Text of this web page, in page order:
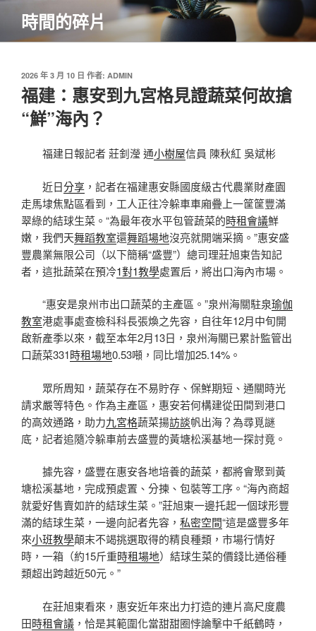
主
時間的碎片
發
佈
於
2026 年 3 月 10 日 作者: ADMIN
福建：惠安到九宮格見證蔬菜何故搶
“鮮”海內？
福建日報記者 莊釗瀅 通小樹屋信員 陳秋紅 吳斌彬
近日分享 ，記者在福建惠安縣國度級古代農業財產園
走馬埭焦點區看到，工人正往冷躲車車廂疊上一筐筐豐滿
翠綠的結球生菜。“為最年夜水平包管蔬菜的時租會議鮮
嫩，我們天舞蹈教室還舞蹈場地沒亮就開端采摘。”惠安盛
豐農業無限公司（以下簡稱“盛豐”）總司理莊旭東告知記
者，這批蔬菜在預冷1對1教學處置后，將出口海內市場。
“惠安是泉州市出口蔬菜的主產區。”泉州海關駐泉瑜伽
教室港處事處查檢科科長張煥之先容，自往年12月中旬開
啟新產季以來，截至本年2月13日，泉州海關已累計監管出
口蔬菜331時租場地0.53噸，同比增加25.14%。
眾所周知，蔬菜存在不易貯存、保鮮期短、通關時光
請求嚴等特色。作為主產區，惠安若何構建從田間到港口
的高效通路，助力九宮格蔬菜揚訪談帆出海？為尋覓謎
底，記者追隨冷躲車前去盛豐的黃塘松溪基地一探討竟。
據先容，盛豐在惠安各地培養的蔬菜，都將會聚到黃
塘松溪基地，完成預處置、分揀、包裝等工序。“海內商超
就愛好售賣如許的結球生菜。”莊旭東一邊托起一個球形豐
滿的結球生菜，一邊向記者先容， 私密空間“這是盛豐多年
來小班教學顛末不竭挑選取得的精良種類，市場行情好
時，一箱（約15斤重時租場地）結球生菜的價錢比通俗種
類超出跨越近50元。”
在莊旭東看來，惠安近年來出力打造的連片高尺度農
田時租會議 ，恰是其範圍化當甜甜圈悖論擊中千紙鶴時，